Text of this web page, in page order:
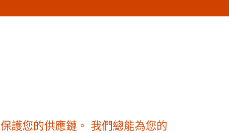
護您的供應鏈。 我們總能為您的